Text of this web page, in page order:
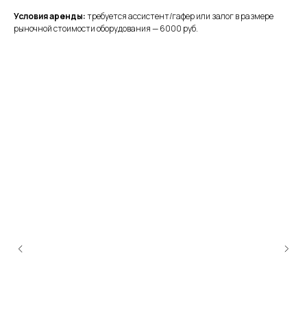
Условия аренды:требуется ассистент/гафер или залог в размере
рыночной стоимости оборудования — 6000 руб.